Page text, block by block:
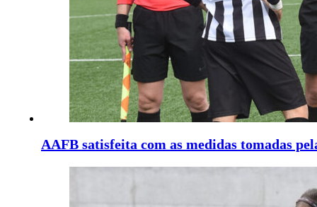
AAFB satisfeita com as medidas tomadas